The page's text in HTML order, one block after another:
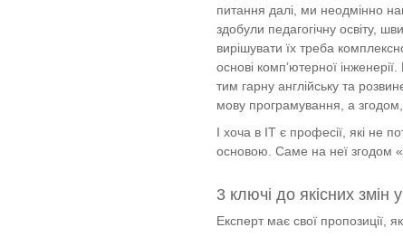
питання далі, ми неодмінно
здобули педагогічну освіту,
вирішувати їх треба
основі комп’ютерної
тим гарну англійську та
мову програмування, а
І хоча в ІТ є професії, які не
основою. Саме на неї згодом
3 ключі до якісних змін
Експерт має свої пропозиції,